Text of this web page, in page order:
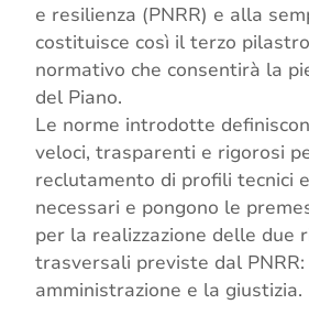
e resilienza (PNRR) e alla
costituisce così il terzo
normativo che consentirà la
del Piano.
Le norme introdotte
veloci, trasparenti e rigorosi
reclutamento di profili tecnici
necessari e pongono le
per la realizzazione delle due
trasversali previste dal
amministrazione e la giustizia.